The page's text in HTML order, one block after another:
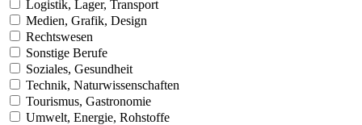
Logistik, Lager, Transport
Medien, Grafik, Design
Rechtswesen
Sonstige Berufe
Soziales, Gesundheit
Technik, Naturwissenschaften
Tourismus, Gastronomie
Umwelt, Energie, Rohstoffe